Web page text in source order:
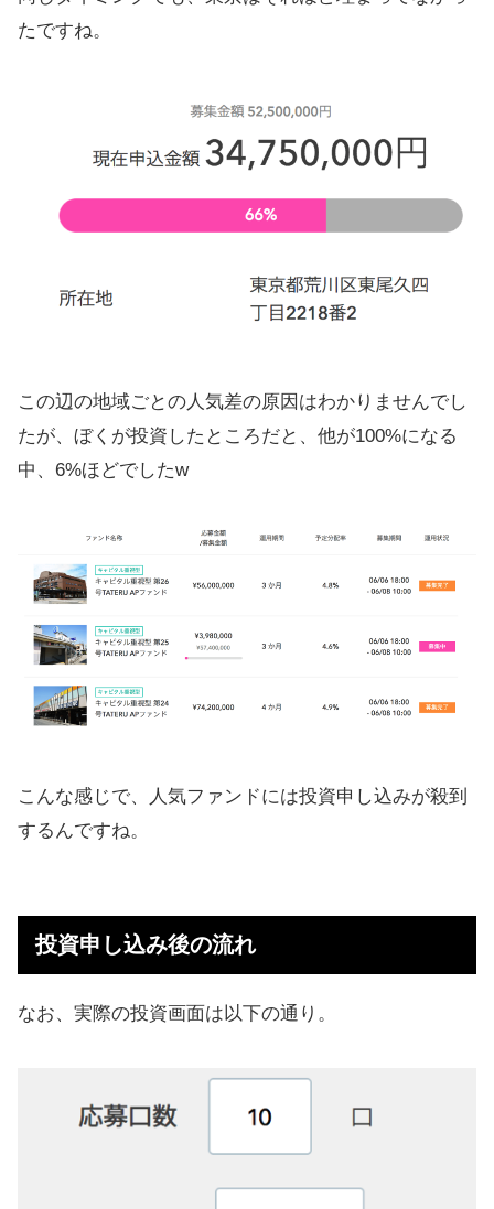
たですね。
この辺の地域ごとの人気差の原因はわかりませんでし
たが、ぼくが投資したところだと、他が100%になる
中、6%ほどでしたw
こんな感じで、人気ファンドには投資申し込みが殺到
するんですね。
投資申し込み後の流れ
なお、実際の投資画面は以下の通り。